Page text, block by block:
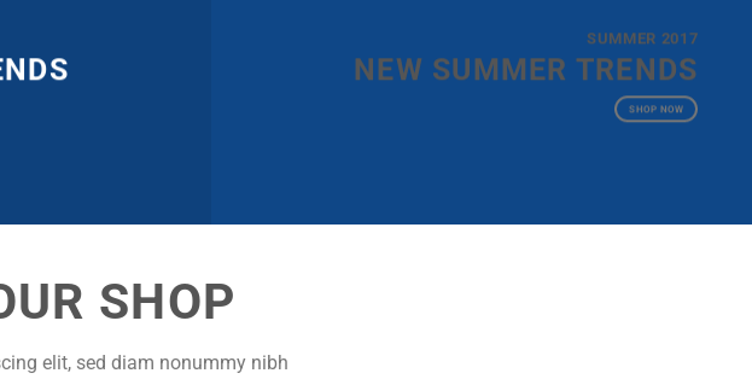
SUMMER 2017
NEW SUMMER TRENDS
SHOP NOW
SHOP
elit, sed diam nonummy nibh